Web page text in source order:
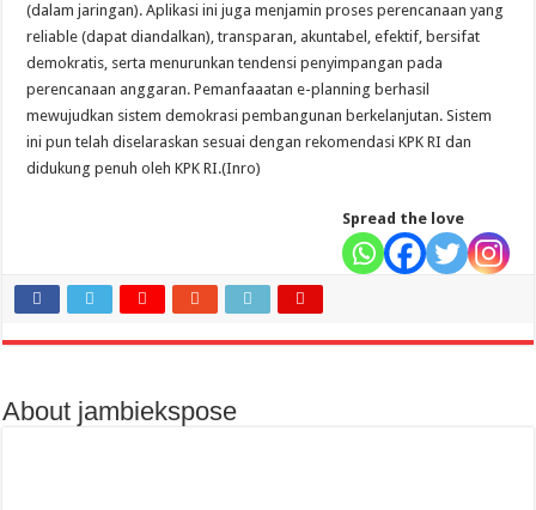
(dalam jaringan). Aplikasi ini juga menjamin proses perencanaan yang
reliable (dapat diandalkan), transparan, akuntabel, efektif, bersifat
demokratis, serta menurunkan tendensi penyimpangan pada
perencanaan anggaran. Pemanfaaatan e-planning berhasil
mewujudkan sistem demokrasi pembangunan berkelanjutan. Sistem
ini pun telah diselaraskan sesuai dengan rekomendasi KPK RI dan
didukung penuh oleh KPK RI.(Inro)
Spread the love
About jambiekspose